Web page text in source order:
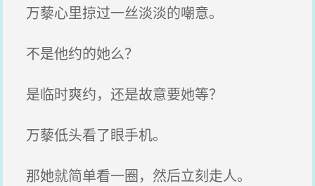
万藜心里掠过一丝淡淡的嘲意。
不是他约的她么？
是临时爽约，还是故意要她等？
万藜低头看了眼手机。
那她就简单看一圈，然后立刻走人。